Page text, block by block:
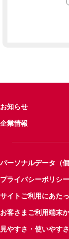
お知らせ
企業情報
パーソナルデータ（
プライバシーポリシー
サイトご利用にあた
お客さまご利用端末
見やすさ・使いやす